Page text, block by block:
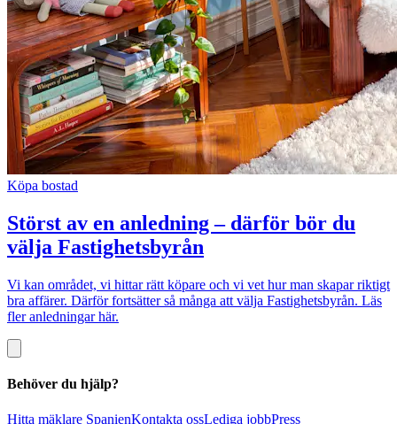
Köpa bostad
Störst av en anledning – därför bör du
välja Fastighetsbyrån
Vi kan området, vi hittar rätt köpare och vi vet hur man skapar riktigt
bra affärer. Därför fortsätter så många att välja Fastighetsbyrån. Läs
fler anledningar här.
Behöver du hjälp?
Hitta mäklare SpanienKontakta ossLediga jobbPress